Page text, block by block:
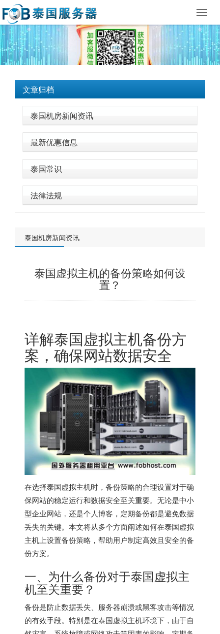
文章归档
泰国机房新闻资讯
最新优惠信息
泰国常识
法律法规
泰国机房新闻资讯
泰国虚拟主机的备份策略如何设
置？
详解泰国虚拟主机备份方
案，确保网站数据安全
在选择泰国虚拟主机时，备份策略的合理设置对于确
保网站的稳定运行和数据安全至关重要。无论是中小
型企业网站，还是个人博客，定期备份都是避免数据
丢失的关键。本文将从多个方面阐述如何在泰国虚拟
主机上设置备份策略，帮助用户制定高效且安全的备
份方案。
一、为什么备份对于泰国虚拟主
机至关重要？
备份是防止数据丢失、服务器崩溃或黑客攻击等情况
的有效手段。特别是在泰国虚拟主机环境下，由于自